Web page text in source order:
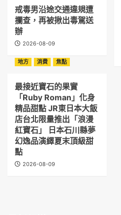
戒毒男沿途交通違規遭
攔查，再被揪出毒駕送
辦
2026-08-09
地方
消費 焦點
最接近寶石的果實
「Ruby Roman」化身
精品甜點 JR東日本大飯
店台北限量推出「浪漫
紅寶石」 日本石川縣夢
幻逸品演繹夏末頂級甜
點
2026-08-09